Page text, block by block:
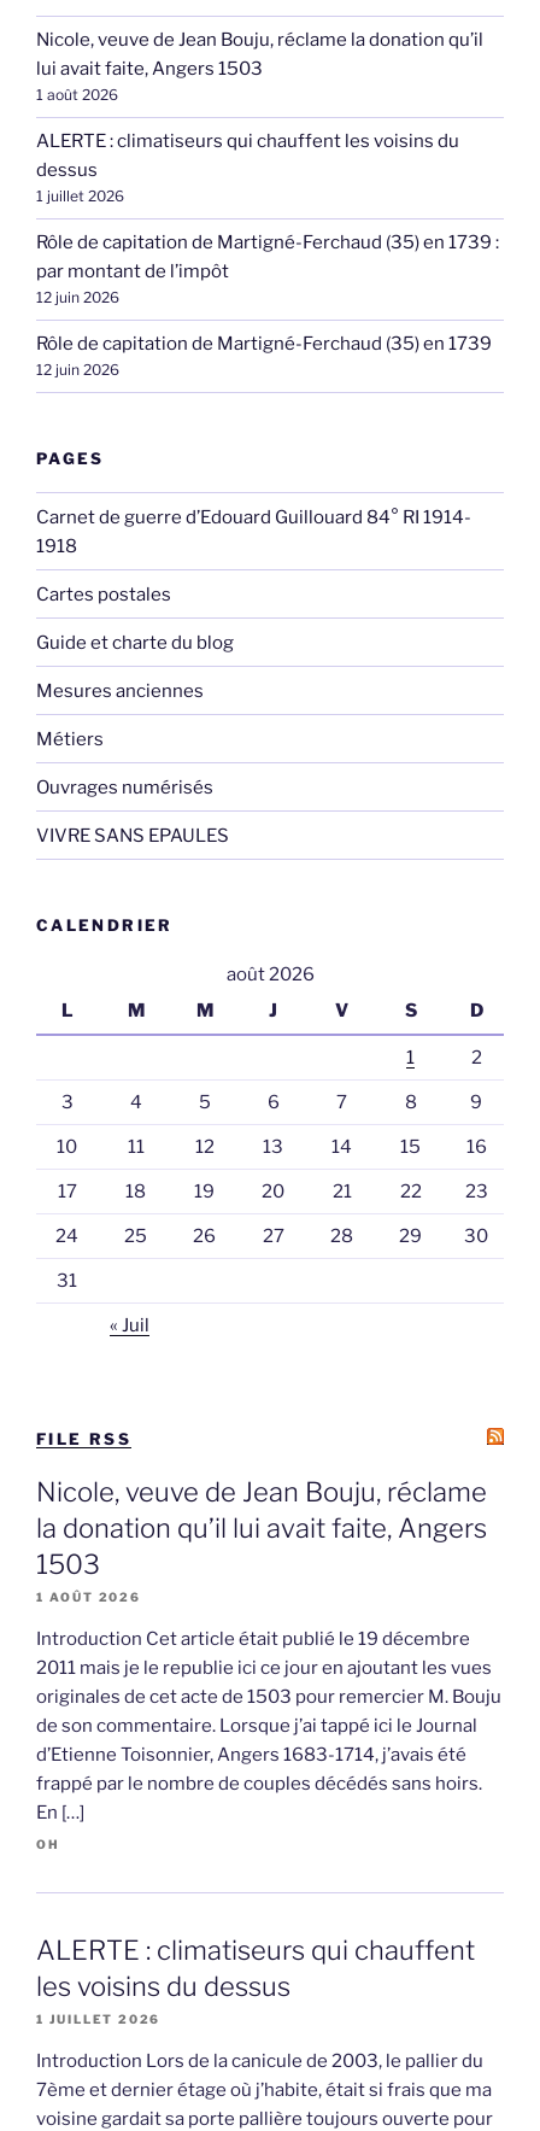
Nicole, veuve de Jean Bouju, réclame la donation qu’il
lui avait faite, Angers 1503
1 août 2026
ALERTE : climatiseurs qui chauffent les voisins du
dessus
1 juillet 2026
Rôle de capitation de Martigné-Ferchaud (35) en 1739 :
par montant de l’impôt
12 juin 2026
Rôle de capitation de Martigné-Ferchaud (35) en 1739
12 juin 2026
PAGES
Carnet de guerre d’Edouard Guillouard 84° RI 1914-
1918
Cartes postales
Guide et charte du blog
Mesures anciennes
Métiers
Ouvrages numérisés
VIVRE SANS EPAULES
CALENDRIER
août 2026
L
M M J V S D
1 2
3 4 5 6 7 8 9
10 11 12 13 14 15 16
17 18 19 20 21 22 23
24 25 26 27 28 29 30
31
« Juil
FILE RSS
Nicole, veuve de Jean Bouju, réclame
la donation qu’il lui avait faite, Angers
1503
1 AOÛT 2026
Introduction Cet article était publié le 19 décembre
2011 mais je le republie ici ce jour en ajoutant les vues
originales de cet acte de 1503 pour remercier M. Bouju
de son commentaire. Lorsque j’ai tappé ici le Journal
d’Etienne Toisonnier, Angers 1683-1714, j’avais été
frappé par le nombre de couples décédés sans hoirs.
En […]
OH
ALERTE : climatiseurs qui chauffent
les voisins du dessus
1 JUILLET 2026
Introduction Lors de la canicule de 2003, le pallier du
7ème et dernier étage où j’habite, était si frais que ma
voisine gardait sa porte pallière toujours ouverte pour